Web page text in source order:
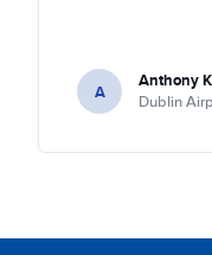
A Anthony
Dublin